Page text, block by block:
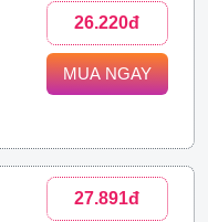
26.220đ
MUA NGAY
27.891đ